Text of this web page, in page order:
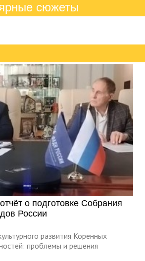
сюжеты
о подготовке Собрания
России
развития Коренных
проблемы и решения